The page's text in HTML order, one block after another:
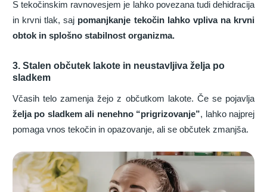
S tekočinskim ravnovesjem je lahko povezana tudi dehidracija
in krvni tlak, saj pomanjkanje tekočin lahko vpliva na krvni
obtok in splošno stabilnost organizma.
3. Stalen občutek lakote in neustavljiva želja po
sladkem
Včasih telo zamenja žejo z občutkom lakote. Če se pojavlja
želja po sladkem ali nenehno “prigrizovanje”, lahko najprej
pomaga vnos tekočin in opazovanje, ali se občutek zmanjša.